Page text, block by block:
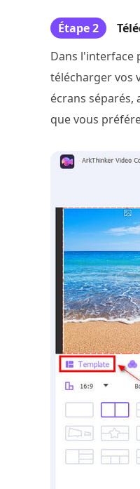
Étape 2
Dans l'interface
télécharger vos
écrans séparés,
que vous